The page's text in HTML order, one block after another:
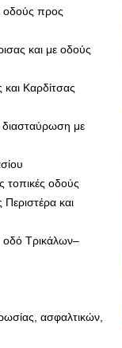
οδούς προς
και με οδούς
Καρδίτσας
με
τοπικές οδούς
και
οδό Τρικάλων–
ασφαλτικών,